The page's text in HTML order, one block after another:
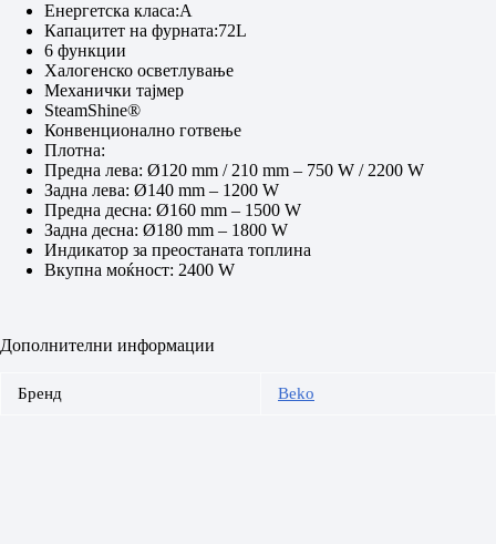
Енергетска класа:A
Капацитет на фурната:72L
6 функции
Халогенско осветлување
Механички тајмер
SteamShine®
Конвенционално готвење
Плотна:
Предна лева: Ø120 mm / 210 mm – 750 W / 2200 W
Задна лева: Ø140 mm – 1200 W
Предна десна: Ø160 mm – 1500 W
Задна десна: Ø180 mm – 1800 W
Индикатор за преостаната топлина
Вкупна моќност: 2400 W
Дополнителни информации
Бренд Beko